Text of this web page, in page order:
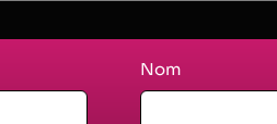
Nom